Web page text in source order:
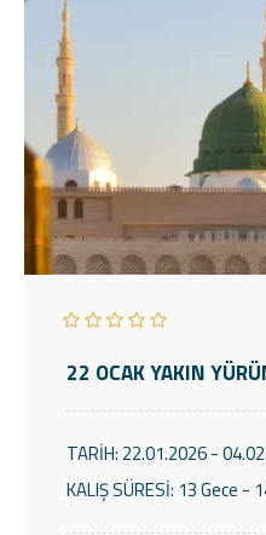
TARİH: 22.01.2026 -
KALIŞ SÜRESİ: 13 Gece -
22 OCAK YAKIN